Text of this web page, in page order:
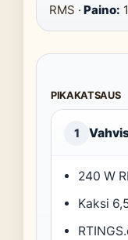
RMS ·Paino:
PIKAKATSAUS
1
240 W
Kaksi